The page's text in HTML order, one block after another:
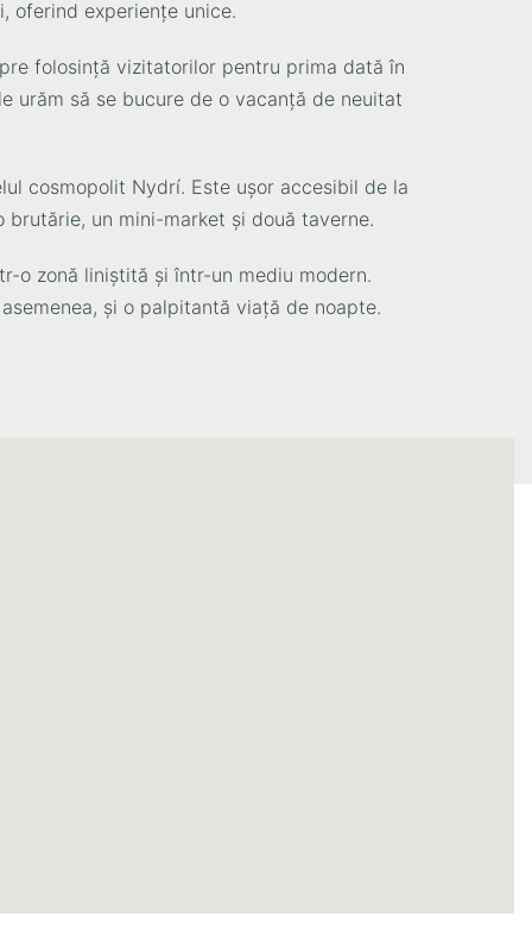
oferind experiențe unice.
folosință vizitatorilor pentru prima dată în
urăm să se bucure de o vacanță de neuitat
cosmopolit Nydrí. Este ușor accesibil de la
un mini-market și două taverne.
o zonă liniștită și într-un mediu modern.
și o palpitantă viață de noapte.